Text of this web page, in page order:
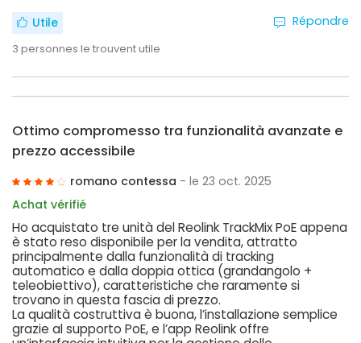
Utile
3 personnes le trouvent utile
Répondre
Ottimo compromesso tra funzionalità avanzate e
prezzo accessibile
romano contessa - le 23 oct. 2025
Achat vérifié
Ho acquistato tre unità del Reolink TrackMix PoE appena
è stato reso disponibile per la vendita, attratto
principalmente dalla funzionalità di tracking
automatico e dalla doppia ottica (grandangolo +
teleobiettivo), caratteristiche che raramente si
trovano in questa fascia di prezzo.
La qualità costruttiva è buona, l’installazione semplice
grazie al supporto PoE, e l’app Reolink offre